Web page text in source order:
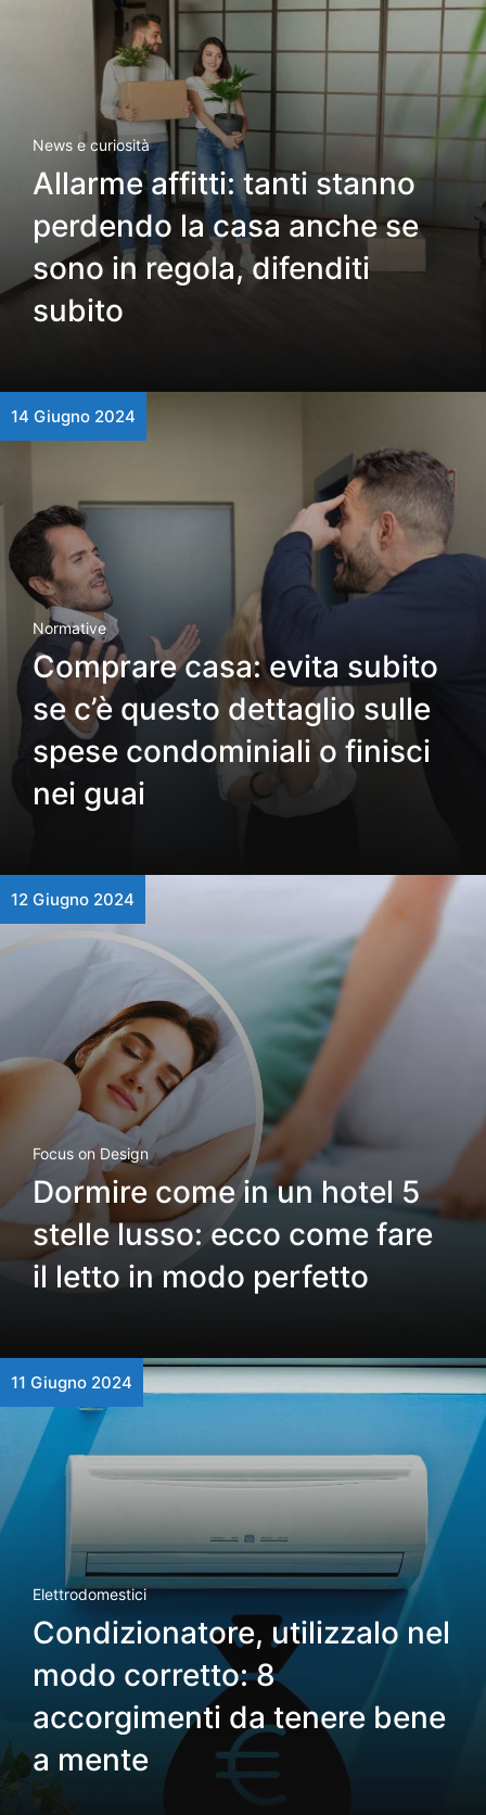
News e curiosità
Allarme affitti: tanti stanno
perdendo la casa anche se
sono in regola, difenditi
subito
14 Giugno 2024
Normative
Comprare casa: evita subito
se c’è questo dettaglio sulle
spese condominiali o finisci
nei guai
12 Giugno 2024
Focus on Design
Dormire come in un hotel 5
stelle lusso: ecco come fare
il letto in modo perfetto
11 Giugno 2024
Elettrodomestici
Condizionatore, utilizzalo nel
modo corretto: 8
accorgimenti da tenere bene
a mente